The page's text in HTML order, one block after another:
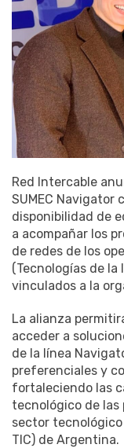
Red Intercable
SUMEC Navigator
disponibilidad de
a acompañar los
de redes de los
(Tecnologías de
vinculados a la
La alianza
acceder a
de la línea
preferenciales y
fortaleciendo las
tecnológico de las
sector
TIC) de Argentina.